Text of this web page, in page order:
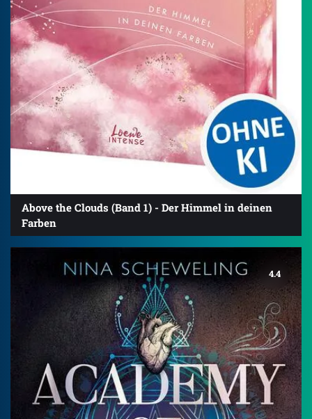
Above the Clouds (Band 1) - Der Himmel in deinen
Farben
4.4